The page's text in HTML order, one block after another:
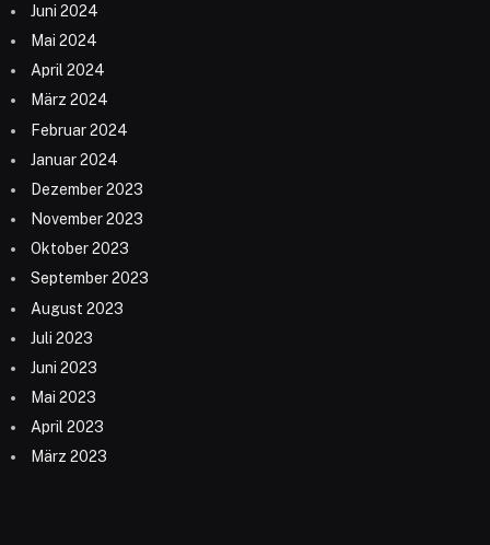
Juni 2024
Mai 2024
April 2024
März 2024
Februar 2024
Januar 2024
Dezember 2023
November 2023
Oktober 2023
September 2023
August 2023
Juli 2023
Juni 2023
Mai 2023
April 2023
März 2023